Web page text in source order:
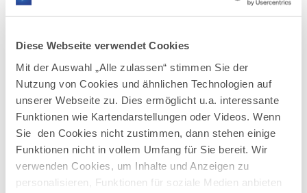
Diese Webseite verwendet Cookies
Mit der Auswahl „Alle zulassen“ stimmen Sie der
Nutzung von Cookies und ähnlichen Technologien auf
unserer Webseite zu. Dies ermöglicht u.a. interessante
Funktionen wie Kartendarstellungen oder Videos. Wenn
Sie den Cookies nicht zustimmen, dann stehen einige
Funktionen nicht in vollem Umfang für Sie bereit. Wir
verwenden Cookies, um Inhalte und Anzeigen zu
personalisieren, Funktionen für soziale Medien anbieten
©
AUF DER KARTE ANZEIGEN